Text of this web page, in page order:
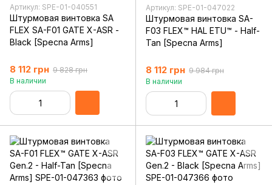
Артикул: SPE-01-040551
Штурмовая винтовка SA
FLEX SA-F01 GATE X-ASR -
Black [Specna Arms]
8 112 грн 9 828 грн
В наличии
Артикул: SPE-01-047022
Штурмовая винтовка SA-
F03 FLEX™ HAL ETU™ - Half-
Tan [Specna Arms]
8 112 грн 9 984 грн
В наличии